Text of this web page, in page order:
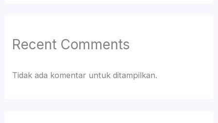
Recent Comments
Tidak ada komentar untuk ditampilkan.